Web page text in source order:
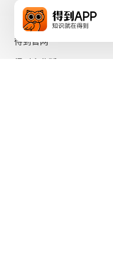
相关链接：
得到官网